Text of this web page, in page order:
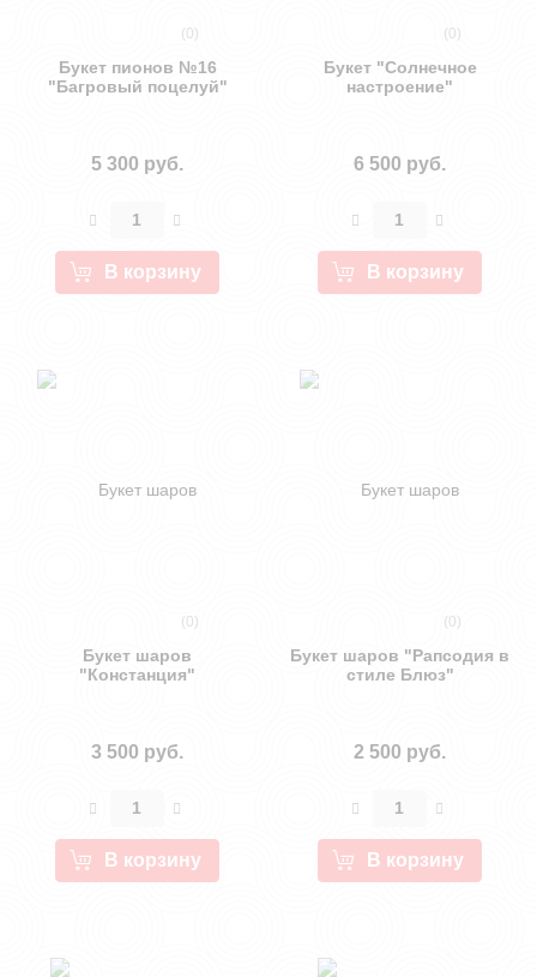
(0)
Букет пионов №16
"Багровый поцелуй"
5 300 руб.
В корзину
(0)
Букет "Солнечное
настроение"
6 500 руб.
В корзину
(0)
Букет шаров
"Констанция"
3 500 руб.
В корзину
(0)
Букет шаров "Рапсодия в
стиле Блюз"
2 500 руб.
В корзину